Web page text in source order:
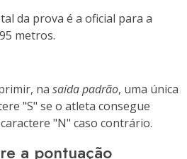
da prova é a oficial para a
metros.
na saída padrão, uma única
"S" se o atleta consegue
"N" caso contrário.
a pontuação